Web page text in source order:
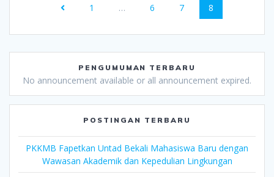
1 … 6 7 8
PENGUMUMAN TERBARU
No announcement available or all announcement expired.
POSTINGAN TERBARU
PKKMB Fapetkan Untad Bekali Mahasiswa Baru dengan
Wawasan Akademik dan Kepedulian Lingkungan